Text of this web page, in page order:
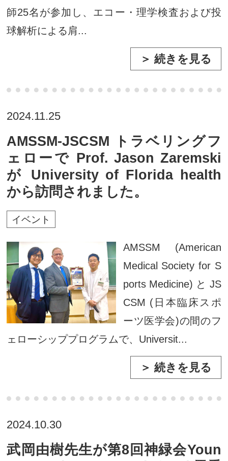
師25名が参加し、エコー・理学検査および投
球解析による肩...
＞ 続きを見る
2024.11.25
AMSSM-JSCSM トラベリングフ
ェローで Prof. Jason Zaremski
が University of Florida health
から訪問されました。
イベント
AMSSM (American
Medical Society for S
ports Medicine) と JS
CSM (日本臨床スポ
ーツ医学会)の間のフ
ェローシッププログラムで、Universit...
＞ 続きを見る
2024.10.30
武岡由樹先生が第8回神緑会Youn